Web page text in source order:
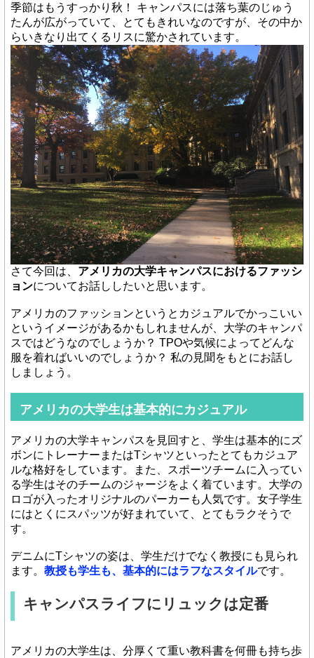
季節はもうすっかり秋！ キャンパスには落ち葉のじゅう
たんが広がっていて、とてもきれいなのですが、その中か
らいきなり出てくるリスに驚かされています。
さて今回は、 アメリカの大学キャンパスにおけるファッシ
ョンについてお話ししたいと思います。
アメリカのファッションというとカジュアルでかっこいい
というイメージがあるかもしれませんが、大学のキャンパ
スではどうなのでしょうか？ TPOや気候によってどんな
服を着ればいいのでしょうか？ 私の見聞をもとにお話し
しましょう。
アメリカの大学生は基本的にカジュアル
アメリカの大学キャンパスを見回すと、学生は基本的にズ
ボンにトレーナーまたはTシャツといったとてもカジュア
ルな格好をしています。また、スポーツチームに入ってい
る学生はそのチームのジャージをよく着ています。大学の
ロゴが入ったオリジナルのパーカーも人気です。女子学生
にはとくにスパッツが好まれていて、とてもラクそうで
す。
デニムにTシャツの姿は、学生だけでなく教授にも見られ
ます。 教授も学生も、基本的にはラフなスタイルです。
キャンパスライフにリュックは定番
アメリカの大学生は、分厚くて重い教科書を何冊も持ち歩